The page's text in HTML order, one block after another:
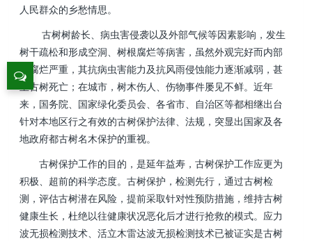
人民群众的乡愁情思。
古树树龄长、病虫害侵袭以及外部气候等因素影响，发生
树干疏松和形成空洞、树根腐烂等病害，虽然外观完好而内部
却腐烂严重，其抗病虫害能力及抗风雨侵蚀能力逐渐减弱，甚
至古树死亡；在城市，树木伤人、伤物事件屡见不鲜。近年
来，国务院、国家绿化委员会、各省市、自治区等都相继出台
针对本地区行之有效的古树保护法律、法规，突显出国家及各
地政府都古树名木保护的重视。
古树保护工作的目的，是延年益寿，古树保护工作应更为
积极、超前的科学态度。古树保护，检测先行，通过古树检
测，评估古树潜在风险，提前采取针对性预防措施，维持古树
健康生长，杜绝以往健康状况恶化后才进行抢救的模式。应力
波无损检测技术、活立木雷达波无损检测技术已被证实是古树